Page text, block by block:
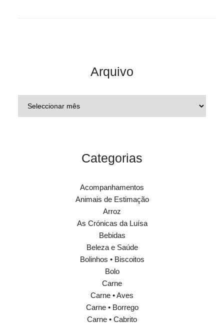
Arquivo
Categorias
Acompanhamentos
Animais de Estimação
Arroz
As Crónicas da Luísa
Bebidas
Beleza e Saúde
Bolinhos • Biscoitos
Bolo
Carne
Carne • Aves
Carne • Borrego
Carne • Cabrito